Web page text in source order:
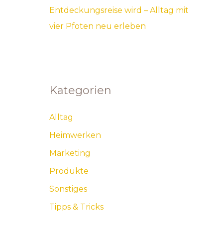
Entdeckungsreise wird – Alltag mit
vier Pfoten neu erleben
Kategorien
Alltag
Heimwerken
Marketing
Produkte
Sonstiges
Tipps & Tricks